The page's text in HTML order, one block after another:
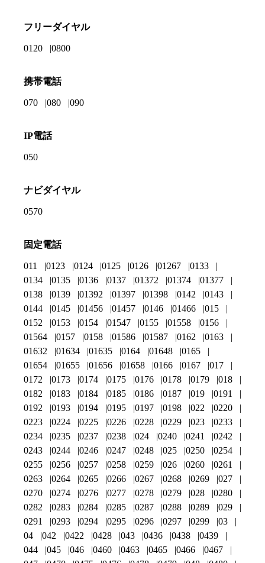
フリーダイヤル
0120 0800
携帯電話
070 080 090
IP電話
050
ナビダイヤル
0570
固定電話
011 0123 0124 0125 0126 01267
0133
0134
0135 0136 0137 01372 01374
01377
0138
0139 01392 01397 01398 0142
0143
0144
0145 01456 01457 0146 01466
015
0152
0153 0154 01547 0155 01558
0156
01564
0157 0158 01586 01587 0162
0163
01632
01634 01635 0164 01648
0165
01654
01655 01656 01658 0166 0167
017
0172
0173 0174 0175 0176 0178 0179
018
0182
0183 0184 0185 0186 0187 019
0191
0192
0193 0194 0195 0197 0198 022
0220
0223
0224 0225 0226 0228 0229 023
0233
0234
0235 0237 0238 024 0240 0241
0242
0243
0244 0246 0247 0248 025 0250
0254
0255
0256 0257 0258 0259 026 0260
0261
0263
0264 0265 0266 0267 0268 0269
027
0270
0274 0276 0277 0278 0279 028
0280
0282
0283 0284 0285 0287 0288 0289
029
0291
0293 0294 0295 0296 0297 0299
03
04
042 0422 0428 043 0436 0438
0439
044
045 046 0460 0463 0465 0466
0467